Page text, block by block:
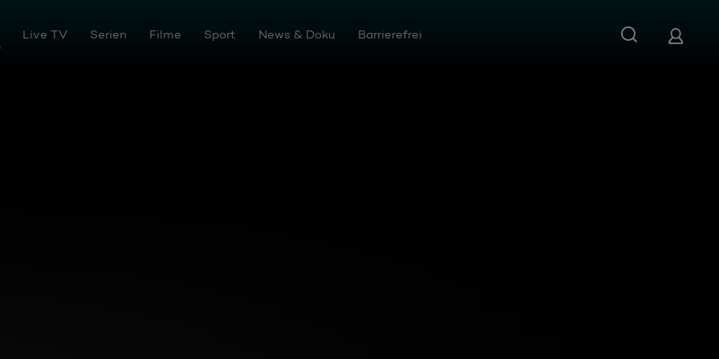
Live TV Serien Filme Sport News & Doku Barrierefrei